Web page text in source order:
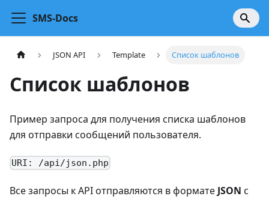
SMS-Docs
JSON API Template Список шаблонов
Список шаблонов
Пример запроса для получения списка шаблонов
для отправки сообщений пользователя.
URI: /api/json.php
Все запросы к API отправляются в формате JSON с